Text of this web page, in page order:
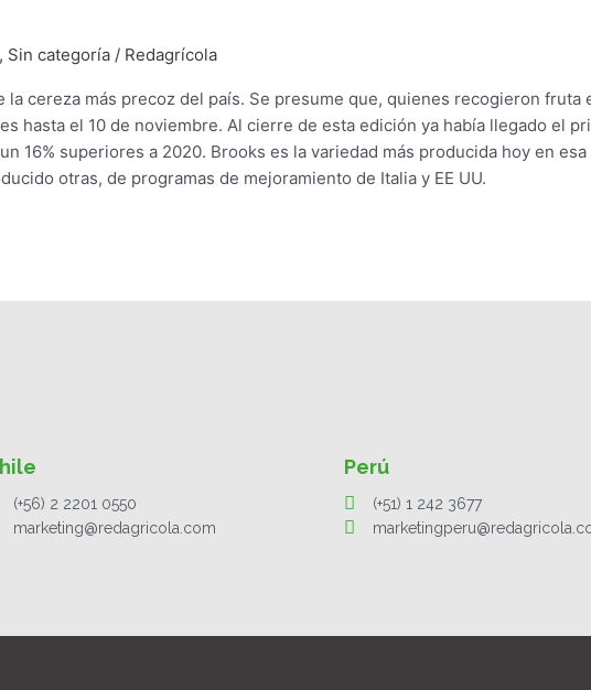
, Sin categoría / Redagrícola
cereza más precoz del país. Se presume que, quienes recogieron fruta
hasta el 10 de noviembre. Al cierre de esta edición ya había llegado el
16% superiores a 2020. Brooks es la variedad más producida hoy en esa
otras, de programas de mejoramiento de Italia y EE UU.
(+56) 2 2201 0550
marketing@redagricola.com
Perú
(+51) 1 242 3677